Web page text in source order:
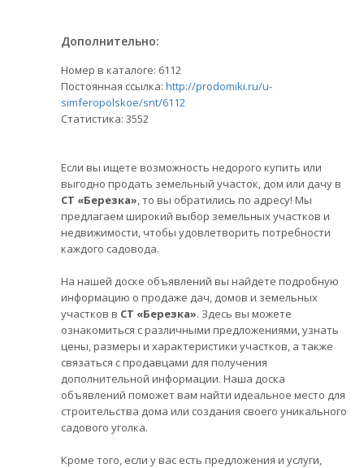
Дополнительно:
Номер в каталоге: 6112
Постоянная ссылка: http://prodomiki.ru/u-
simferopolskoe/snt/6112
Статистика: 3552
Если вы ищете возможность недорого купить или
выгодно продать земельный участок, дом или дачу в
СТ «Березка», то вы обратились по адресу! Мы
предлагаем широкий выбор земельных участков и
недвижимости, чтобы удовлетворить потребности
каждого садовода.
На нашей доске объявлений вы найдете подробную
информацию о продаже дач, домов и земельных
участков в СТ «Березка». Здесь вы можете
ознакомиться с различными предложениями, узнать
цены, размеры и характеристики участков, а также
связаться с продавцами для получения
дополнительной информации. Наша доска
объявлений поможет вам найти идеальное место для
строительства дома или создания своего уникального
садового уголка.
Кроме того, если у вас есть предложения и услуги,